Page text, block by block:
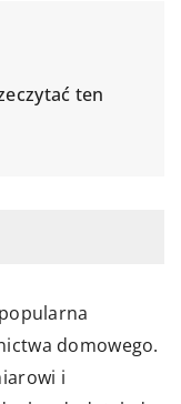
ten
domowego.
i